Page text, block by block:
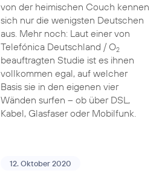
von der heimischen Couch kennen
sich nur die wenigsten Deutschen
aus. Mehr noch: Laut einer von
Telefónica Deutschland / O2
beauftragten Studie ist es ihnen
vollkommen egal, auf welcher
Basis sie in den eigenen vier
Wänden surfen – ob über DSL,
Kabel, Glasfaser oder Mobilfunk.
12. Oktober 2020